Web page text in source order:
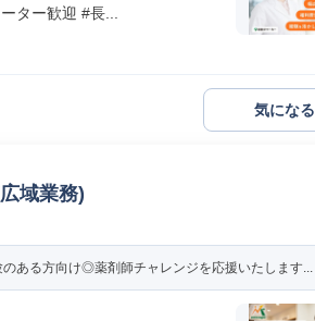
ター歓迎 #長...
気になる
域業務)
ある方向け◎薬剤師チャレンジを応援いたします...